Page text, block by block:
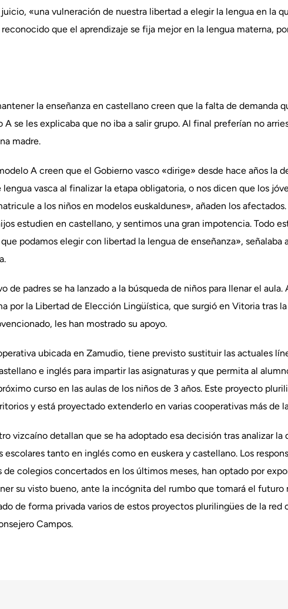
«una vulneración de nuestra libertad a elegir la lengua en la
que el aprendizaje se fija mejor en la lengua materna,
la enseñanza en castellano creen que la falta de demanda
se les explicaba que no iba a salir grupo. Al final preferían no
madre.
A creen que el Gobierno vasco «dirige» desde hace años la
vasca al finalizar la etapa obligatoria, o nos dicen que los
a los niños en modelos euskaldunes», añaden los
estudien en castellano, y sentimos una gran impotencia. Todo
podamos elegir con libertad la lengua de enseñanza», señalaba
de padres se ha lanzado a la búsqueda de niños para llenar el
por la Libertad de Elección Lingüística, que surgió en Vitoria tras
les han mostrado su apoyo.
ubicada en Zamudio, tiene previsto sustituir las actuales
e inglés para impartir las asignaturas y que permita al
curso en las aulas de los niños de 3 años. Este proyecto
y está proyectado extenderlo en varias cooperativas más de
vizcaíno detallan que se ha adoptado esa decisión tras analizar la
escolares tanto en inglés como en euskera y castellano. Los
de colegios concertados en los últimos meses, han optado por
su visto bueno, ante la incógnita del rumbo que tomará el futuro
de forma privada varios de estos proyectos plurilingües de la
Campos.